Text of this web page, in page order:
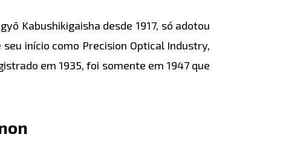
Kabushikigaisha desde 1917, só adotou
início como Precision Optical Industry,
em 1935, foi somente em 1947 que